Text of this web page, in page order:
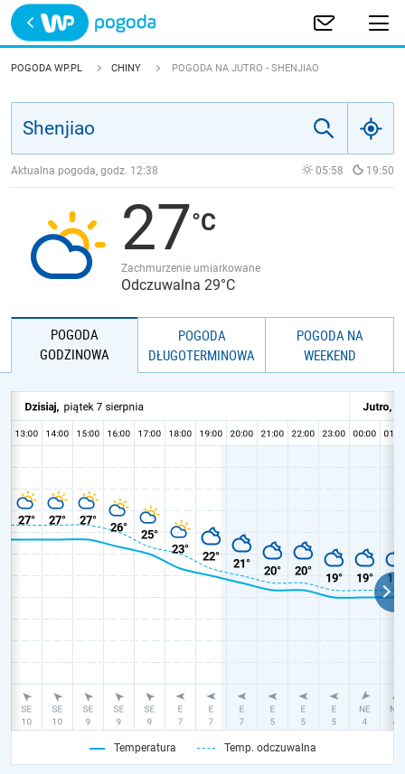
Trwa ładowanie
POLSKA
JAKOŚĆ POWIETRZA
POGODA WP.PL CHINY POGODA NA JUTRO - SHENJIAO
Aktualna pogoda, godz. 12:38 05:58 19:50
27
Zachmurzenie umiarkowane
Odczuwalna 29°C
POGODA
GODZINOWA
POGODA
DŁUGOTERMINOWA
POGODA NA
WEEKEND
Temperatura Temp. odczuwalna